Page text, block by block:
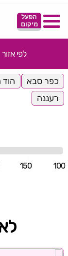
הפעל
מיקום
לפי אזור
כפר סבא הוד
רעננה
100
150